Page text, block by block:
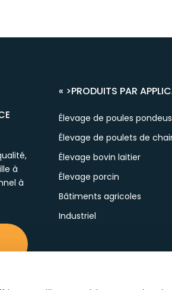
à
à
« >PRODUITS PAR
Élevage de poules
Élevage de poulets de
Élevage bovin laitier
Élevage porcin
Bâtiments agricoles
Industriel